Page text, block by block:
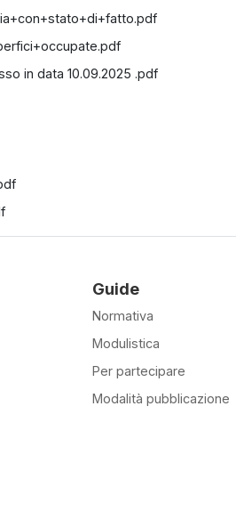
in data 10.09.2025 .pdf
Guide
Normativa
Modulistica
Per partecipare
Modalità pubblicazione